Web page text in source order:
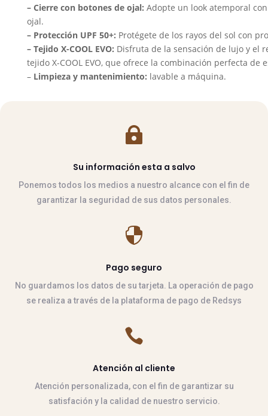
– Cierre con botones de ojal: Adopte un look atemporal
ojal.
– Protección UPF 50+: Protégete de los rayos del sol con
– Tejido X-COOL EVO: Disfruta de la sensación de lujo y el
tejido X-COOL EVO, que ofrece la combinación perfecta de
– Limpieza y mantenimiento: lavable a máquina.

Su información esta a salvo
Ponemos todos los medios a nuestro alcance con el fin de
garantizar la seguridad de sus datos personales.

Pago seguro
No guardamos los datos de su tarjeta. La operación de pago
se realiza a través de la plataforma de pago de Redsys

Atención al cliente
Atención personalizada, con el fin de garantizar su
satisfación y la calidad de nuestro servicio.